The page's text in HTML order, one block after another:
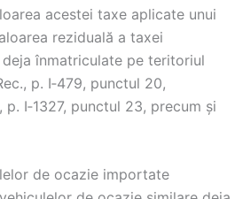
acestei taxe aplicate unui
reziduală a taxei
înmatriculate pe teritoriul
p. I‑479, punctul 20,
I‑1327, punctul 23, precum și
de ocazie importate